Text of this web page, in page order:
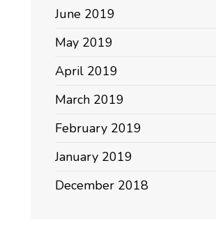
June 2019
May 2019
April 2019
March 2019
February 2019
January 2019
December 2018